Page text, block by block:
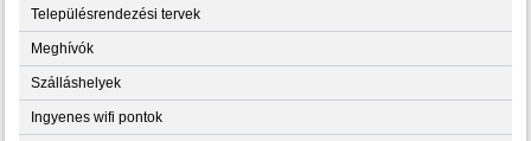
Településrendezési tervek
Meghívók
Szálláshelyek
Ingyenes wifi pontok